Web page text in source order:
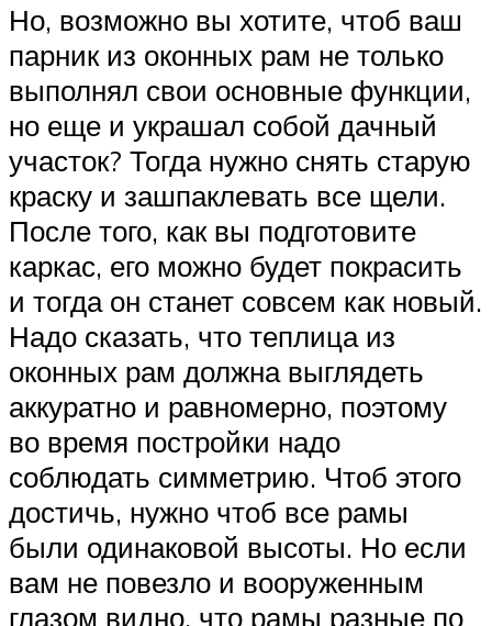
Но, возможно вы хотите, чтоб ваш
парник из оконных рам не только
выполнял свои основные функции,
но еще и украшал собой дачный
участок? Тогда нужно снять старую
краску и зашпаклевать все щели.
После того, как вы подготовите
каркас, его можно будет покрасить
и тогда он станет совсем как новый.
Надо сказать, что теплица из
оконных рам должна выглядеть
аккуратно и равномерно, поэтому
во время постройки надо
соблюдать симметрию. Чтоб этого
достичь, нужно чтоб все рамы
были одинаковой высоты. Но если
вам не повезло и вооруженным
глазом видно, что рамы разные по